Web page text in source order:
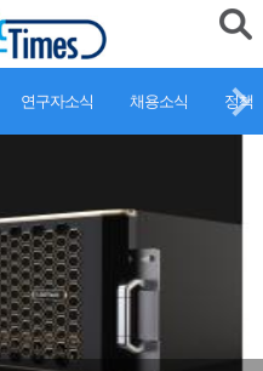
연구자소식 채용소식 정책